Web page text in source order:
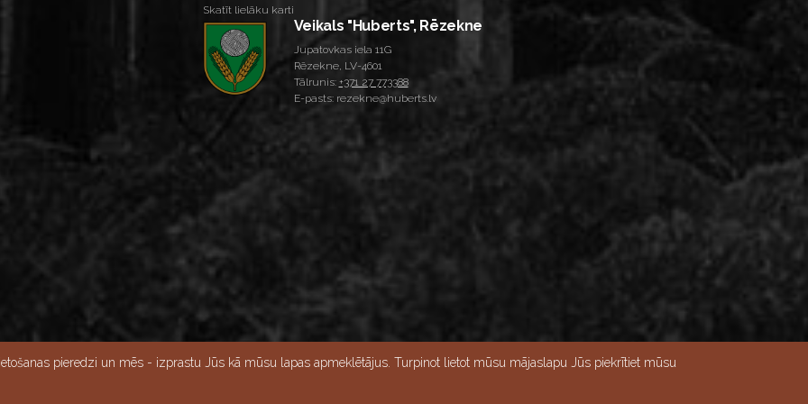
Skatīt lielāku karti
Veikals "Huberts", Rēzekne
Jupatovkas iela 11G
Rēzekne, LV-4601
Tālrunis: +371 27 773388
E-pasts: rezekne@huberts.lv
Skatīt lielāku karti
Svētdien - slēgts
pieredzi un mēs - izprastu Jūs kā mūsu lapas apmeklētājus. Turpinot lietot mūsu mājaslapu Jūs piekrītiet mūsu